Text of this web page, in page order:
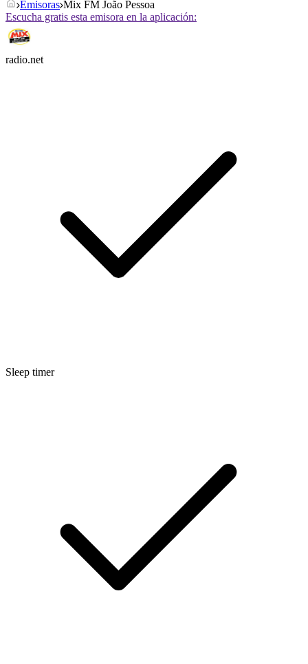
Emisoras Mix FM João Pessoa
Escucha gratis esta emisora en la aplicación:
radio.net
Sleep timer